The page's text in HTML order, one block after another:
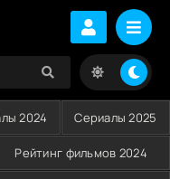
2024 Сериалы 2025
Рейтинг фильмов 2024